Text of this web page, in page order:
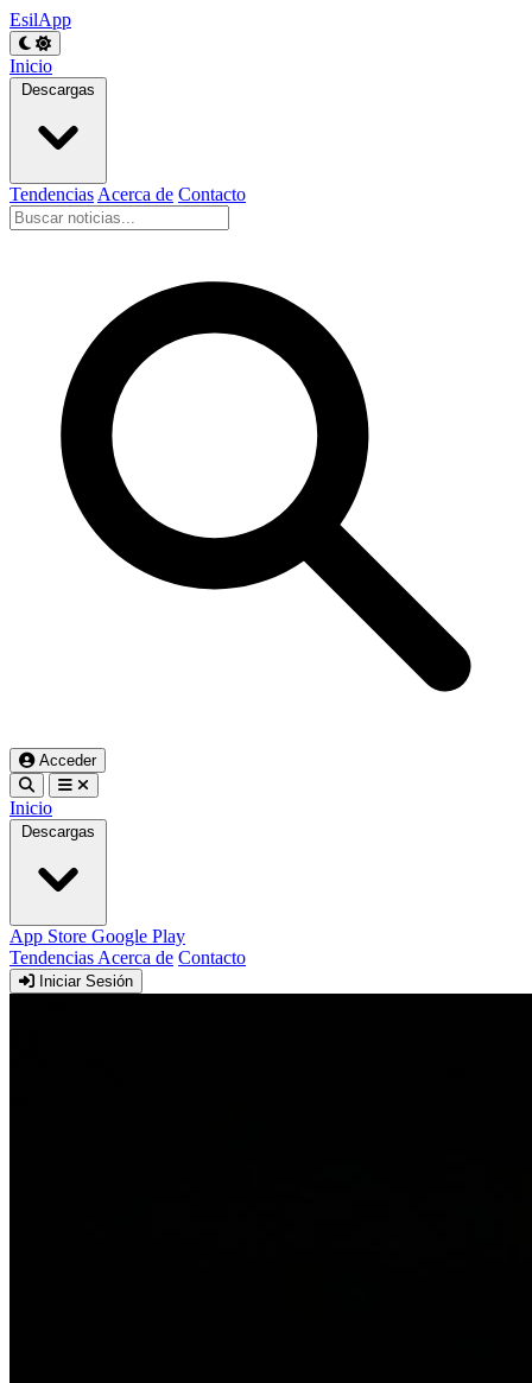
EsilApp
Inicio
Descargas
Tendencias Acerca de Contacto
Acceder
Inicio
Descargas
App Store Google Play
Tendencias Acerca de Contacto
Iniciar Sesión